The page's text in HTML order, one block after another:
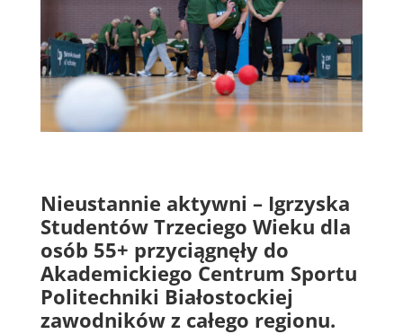
Nieustannie aktywni – Igrzyska
Studentów Trzeciego Wieku dla
osób 55+ przyciągnęły do
Akademickiego Centrum Sportu
Politechniki Białostockiej
zawodników z całego regionu.